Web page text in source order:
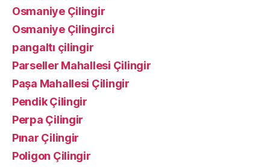
Osmaniye Çilingir
Osmaniye Çilingirci
pangaltı çilingir
Parseller Mahallesi Çilingir
Paşa Mahallesi Çilingir
Pendik Çilingir
Perpa Çilingir
Pınar Çilingir
Poligon Çilingir